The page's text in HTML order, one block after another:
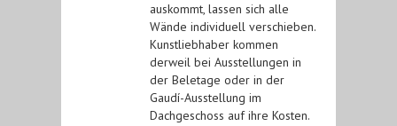
auskommt, lassen sich alle
Wände individuell verschieben.
Kunstliebhaber kommen
derweil bei Ausstellungen in
der Beletage oder in der
Gaudí-Ausstellung im
Dachgeschoss auf ihre Kosten.